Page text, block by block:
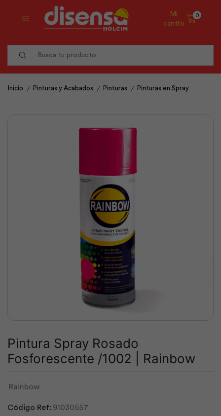
Mi
carrito
0
Inicio / Pinturas y Acabados / Pinturas / Pinturas en Spray
Pintura Spray Rosado
Fosforescente /1002 | Rainbow
Rainbow
Código Ref: 91030557